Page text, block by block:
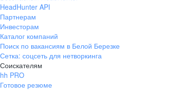
HeadHunter API
Партнерам
Инвесторам
Каталог компаний
Поиск по вакансиям в Белой Березке
Сетка: соцсеть для нетворкинга
Соискателям
hh PRO
Готовое резюме